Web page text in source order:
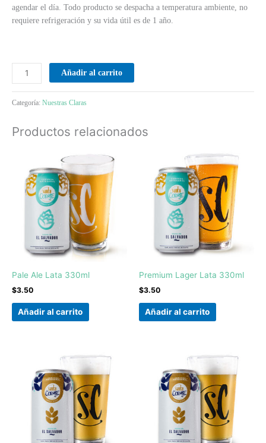
agendar el día. Todo producto se despacha a temperatura ambiente, no
requiere refrigeración y su vida útil es de 1 año.
Añadir al carrito
Categoría: Nuestras Claras
Productos relacionados
Pale Ale Lata 330ml
$3.50
Añadir al carrito
Premium Lager Lata 330ml
$3.50
Añadir al carrito